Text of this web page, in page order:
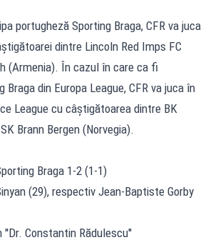
portugheză Sporting Braga, CFR va juca
dintre Lincoln Red Imps FC
(Armenia). În cazul în care ca fi
Braga din Europa League, CFR va juca în
League cu câștigătoarea dintre BK
Brann Bergen (Norvegia).
Braga 1-2 (1-1)
(29), respectiv Jean-Baptiste Gorby
''Dr. Constantin Rădulescu''